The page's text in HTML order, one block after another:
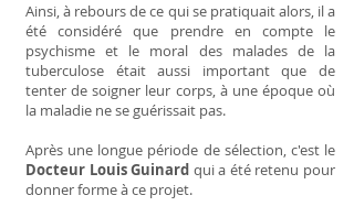
Ainsi, à rebours de ce qui se pratiquait alors, il a
été considéré que prendre en compte le
psychisme et le moral des malades de la
tuberculose était aussi important que de
tenter de soigner leur corps, à une époque où
la maladie ne se guérissait pas.
Après une longue période de sélection, c'est le
Docteur Louis Guinard qui a été retenu pour
donner forme à ce projet.